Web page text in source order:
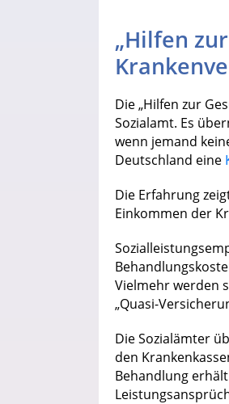
„Hilfen
Die „Hilfen zur
Sozialamt. Es
wenn jemand
Deutschland eine
Die Erfahrung
Einkommen der
Vielmehr werden
„Quasi-
Die Sozialämter
den
Behandlung